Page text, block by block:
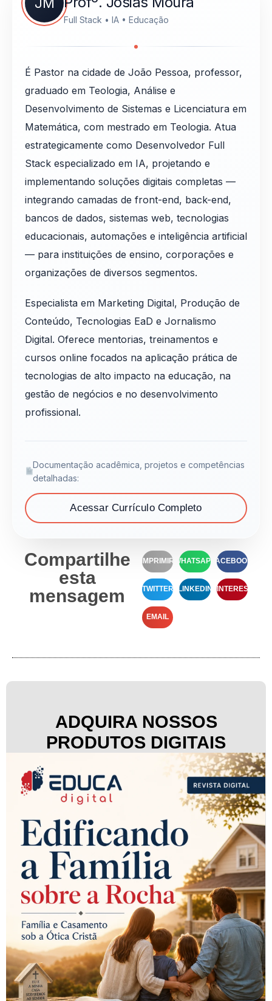
Full Stack • IA • Educação
É Pastor na cidade de João Pessoa, professor,
graduado em Teologia, Análise e
Desenvolvimento de Sistemas e Licenciatura em
Matemática, com mestrado em Teologia. Atua
estrategicamente como Desenvolvedor Full
Stack especializado em IA, projetando e
implementando soluções digitais completas —
integrando camadas de front-end, back-end,
bancos de dados, sistemas web, tecnologias
educacionais, automações e inteligência artificial
— para instituições de ensino, corporações e
organizações de diversos segmentos.
Especialista em Marketing Digital, Produção de
Conteúdo, Tecnologias EaD e Jornalismo
Digital. Oferece mentorias, treinamentos e
cursos online focados na aplicação prática de
tecnologias de alto impacto na educação, na
gestão de negócios e no desenvolvimento
profissional.
Documentação acadêmica, projetos e competências
detalhadas:
Acessar Currículo Completo
Compartilhe
esta
mensagem
IMPRIMIR WHATSAPP FACEBOOK
TWITTER LINKEDIN PINTEREST
EMAIL
ADQUIRA NOSSOS
PRODUTOS DIGITAIS